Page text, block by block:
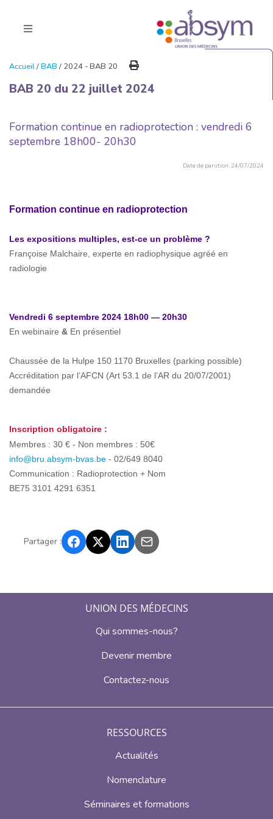
Accueil/BAB / 2024 - BAB 20
BAB 20 du 22 juillet 2024
Formation continue en radioprotection : vendredi 6
septembre 18h00- 20h30
Date de parution: 24/07/2024
Formation continue en radioprotection
Les expositions multiples, est-ce un problème ?
Françoise Malchaire, experte en radiophysique agréé en
radiologie
Vendredi 6 septembre 2024 18h00 — 20h30
En webinaire & En présentiel
Chaussée de la Hulpe 150 1170 Bruxelles (parking possible)
Accréditation par l’AFCN (Art 53.1 de l’AR du 20/07/2001)
demandée
Inscription obligatoire :
Membres : 30 € - Non membres : 50€
info@bru.absym-bvas.be - 02/649 8040
Communication : Radioprotection + Nom
BE75 3101 4291 6351
Partager :
UNION DES MÉDECINS
Qui sommes-nous?
Devenir membre
Contactez-nous
RESSOURCES
Actualités
Nomenclature
Séminaires et formations